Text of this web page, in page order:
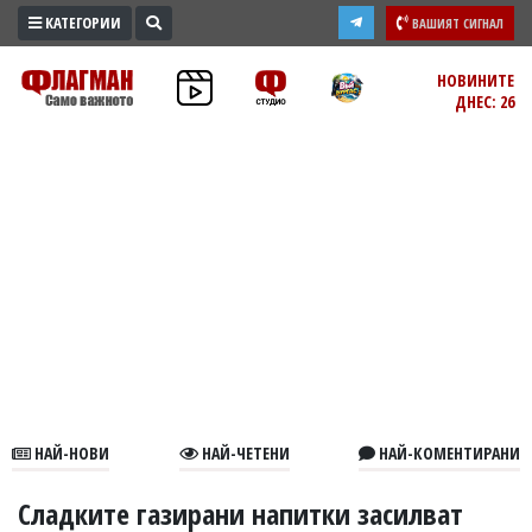
ПРОМО
ЗОНА
В
КАТЕГОРИИ ВАШИЯТ СИГНАЛ
НОВИНИТЕ
ДНЕС: 26
НАЙ-НОВИ НАЙ-ЧЕТЕНИ НАЙ-КОМЕНТИРАНИ
Сладките газирани напитки засилват